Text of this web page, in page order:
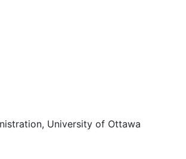
University of Ottawa